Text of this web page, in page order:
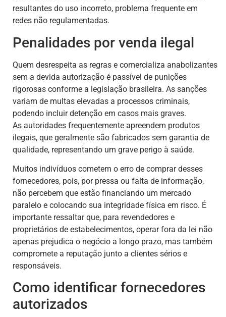
resultantes do uso incorreto, problema frequente em
redes não regulamentadas.
Penalidades por venda ilegal
Quem desrespeita as regras e comercializa anabolizantes
sem a devida autorização é passível de punições
rigorosas conforme a legislação brasileira. As sanções
variam de multas elevadas a processos criminais,
podendo incluir detenção em casos mais graves.
As autoridades frequentemente apreendem produtos
ilegais, que geralmente são fabricados sem garantia de
qualidade, representando um grave perigo à saúde.
Muitos indivíduos cometem o erro de comprar desses
fornecedores, pois, por pressa ou falta de informação,
não percebem que estão financiando um mercado
paralelo e colocando sua integridade física em risco. É
importante ressaltar que, para revendedores e
proprietários de estabelecimentos, operar fora da lei não
apenas prejudica o negócio a longo prazo, mas também
compromete a reputação junto a clientes sérios e
responsáveis.
Como identificar fornecedores
autorizados